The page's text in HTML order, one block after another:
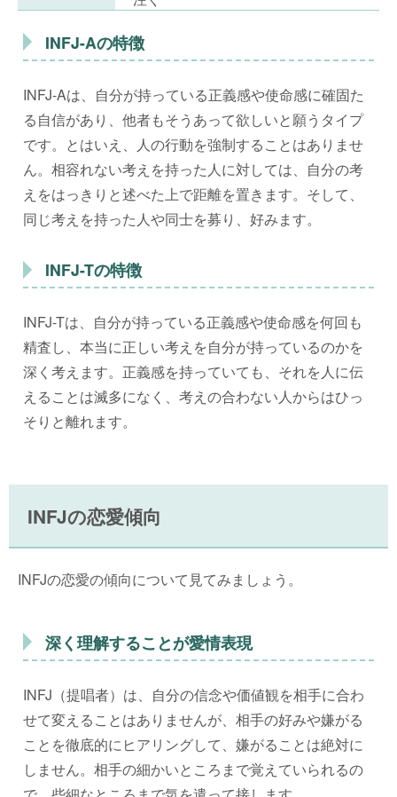
INFJ-Aの特徴
INFJ-Aは、自分が持っている正義感や使命感に確固た
る自信があり、他者もそうあって欲しいと願うタイプ
です。とはいえ、人の行動を強制することはありませ
ん。相容れない考えを持った人に対しては、自分の考
えをはっきりと述べた上で距離を置きます。そして、
同じ考えを持った人や同士を募り、好みます。
INFJ-Tの特徴
INFJ-Tは、自分が持っている正義感や使命感を何回も
精査し、本当に正しい考えを自分が持っているのかを
深く考えます。正義感を持っていても、それを人に伝
えることは滅多になく、考えの合わない人からはひっ
そりと離れます。
INFJの恋愛傾向
INFJの恋愛の傾向について見てみましょう。
深く理解することが愛情表現
INFJ（提唱者）は、自分の信念や価値観を相手に合わ
せて変えることはありませんが、相手の好みや嫌がる
ことを徹底的にヒアリングして、嫌がることは絶対に
しません。相手の細かいところまで覚えていられるの